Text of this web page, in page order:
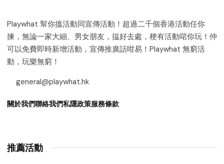
Playwhat 幫你搵活動同宣傳活動！超過二千個香港活動任你
揀，無論一家大細、男女朋友，揾好去處，梗有活動啱你玩！仲
可以免費即時新增活動，宣傳推廣話咁易！Playwhat 無窮活
動，玩樂無窮！
general@playwhat.hk
關於我們聯絡我們私隱政策服務條款
推薦活動